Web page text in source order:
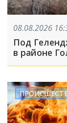
08.08.2026
Под
в районе